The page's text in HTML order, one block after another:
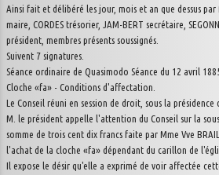
Ainsi fait et délibéré les jour, mois et an que dessus par
maire, CORDES trésorier, JAM-BERT secrétaire,
président, membres présents soussignés.
Suivent 7 signatures.
Séance ordinaire de Quasimodo Séance du 12 avril
Cloche «fa» - Conditions d'affectation.
Le Conseil réuni en session de droit, sous la présidence
M. le président appelle l'attention du Conseil sur la
somme de trois cent dix francs faite par Mme Vve
l'achat de la cloche «fa» dépendant du carillon de
Il expose le désir qu'elle a exprimé de voir affectée